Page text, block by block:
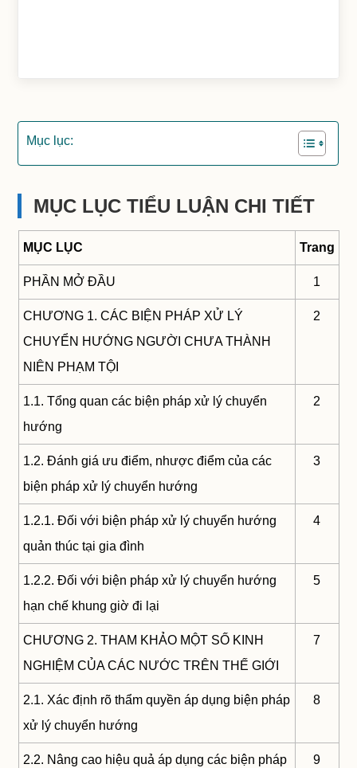
Mục lục:
MỤC LỤC TIỂU LUẬN CHI TIẾT
MỤC LỤC Trang
PHẦN MỞ ĐẦU 1
CHƯƠNG 1. CÁC BIỆN PHÁP XỬ LÝ
CHUYỂN HƯỚNG NGƯỜI CHƯA THÀNH
NIÊN PHẠM TỘI
2
1.1. Tổng quan các biện pháp xử lý chuyển
hướng
2
1.2. Đánh giá ưu điểm, nhược điểm của các
biện pháp xử lý chuyển hướng
3
1.2.1. Đối với biện pháp xử lý chuyển hướng
quản thúc tại gia đình
4
1.2.2. Đối với biện pháp xử lý chuyển hướng
hạn chế khung giờ đi lại
5
CHƯƠNG 2. THAM KHẢO MỘT SỐ KINH
NGHIỆM CỦA CÁC NƯỚC TRÊN THẾ GIỚI
7
2.1. Xác định rõ thẩm quyền áp dụng biện pháp
xử lý chuyển hướng
8
2.2. Nâng cao hiệu quả áp dụng các biện pháp 9